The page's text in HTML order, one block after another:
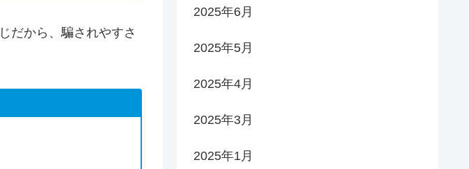
だから、騙されやすさ
2025年6月
2025年5月
2025年4月
2025年3月
2025年1月